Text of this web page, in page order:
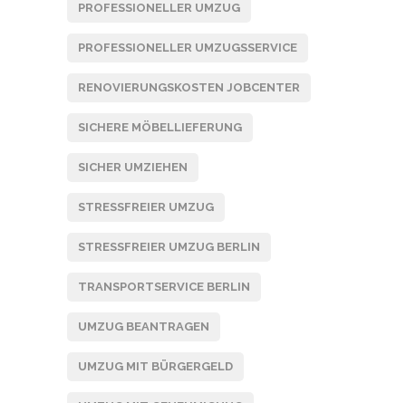
PROFESSIONELLER UMZUG
PROFESSIONELLER UMZUGSSERVICE
RENOVIERUNGSKOSTEN JOBCENTER
SICHERE MÖBELLIEFERUNG
SICHER UMZIEHEN
STRESSFREIER UMZUG
STRESSFREIER UMZUG BERLIN
TRANSPORTSERVICE BERLIN
UMZUG BEANTRAGEN
UMZUG MIT BÜRGERGELD